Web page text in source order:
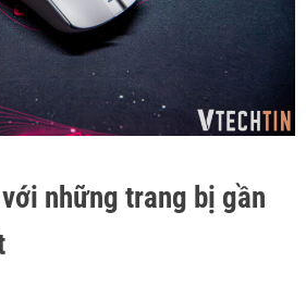
những trang bị gần